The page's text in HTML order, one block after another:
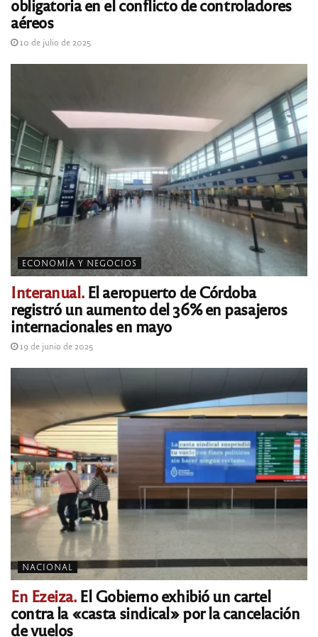
obligatoria en el conflicto de controladores
aéreos
10 de julio de 2025
ECONOMÍA Y NEGOCIOS
Interanual.El aeropuerto de Córdoba
registró un aumento del 36% en pasajeros
internacionales en mayo
19 de junio de 2025
NACIONAL
En Ezeiza.El Gobierno exhibió un cartel
contra la «casta sindical» por la cancelación
de vuelos